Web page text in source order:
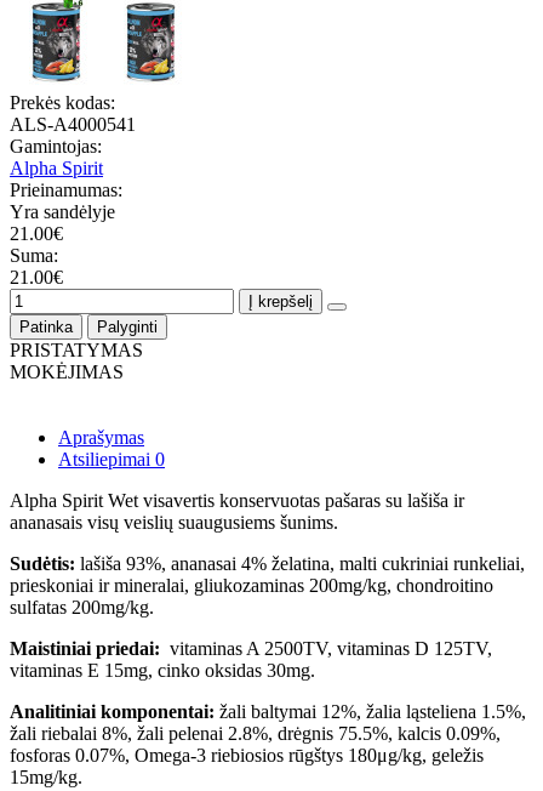
Prekės kodas:
ALS-A4000541
Gamintojas:
Alpha Spirit
Prieinamumas:
Yra sandėlyje
21.00€
Suma:
21.00€
Į krepšelį
Patinka
Palyginti
PRISTATYMAS
MOKĖJIMAS
Aprašymas
Atsiliepimai 0
Alpha Spirit Wet visavertis konservuotas pašaras su lašiša ir
ananasais visų veislių suaugusiems šunims.
Sudėtis: lašiša 93%, ananasai 4% želatina, malti cukriniai runkeliai,
prieskoniai ir mineralai, gliukozaminas 200mg/kg, chondroitino
sulfatas 200mg/kg.
Maistiniai priedai: vitaminas A 2500TV, vitaminas D 125TV,
vitaminas E 15mg, cinko oksidas 30mg.
Analitiniai komponentai: žali baltymai 12%, žalia ląsteliena 1.5%,
žali riebalai 8%, žali pelenai 2.8%, drėgnis 75.5%, kalcis 0.09%,
fosforas 0.07%, Omega-3 riebiosios rūgštys 180μg/kg, geležis
15mg/kg.